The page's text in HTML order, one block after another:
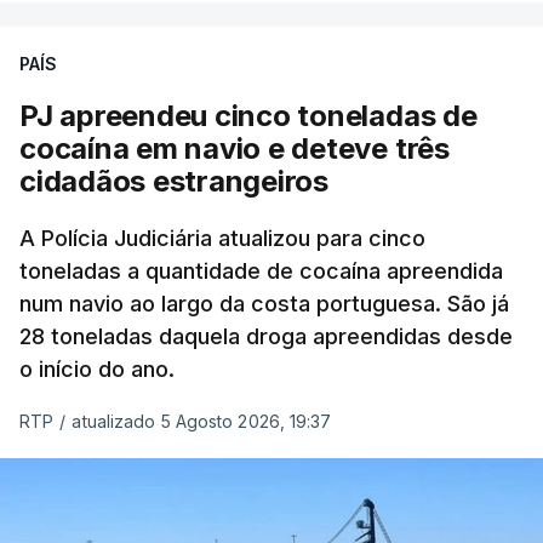
O elemento da tripulação encontrado morto
único detido que poderia dar mais informações
O corpo foi encontrado pelos guardas prisionais
pelas 8h00 desta quarta-feira. A RTP apurou que
não existe videovigilância nas celas, mas há
câmaras nos corredores das instalações.
Em resposta à RTP, a Direção-Geral de Reinserção
foi encontrado sem vida na cela que
PAÍS
PJ apreendeu cinco toneladas de
cocaína em navio e deteve três
cidadãos estrangeiros
A Polícia Judiciária atualizou para cinco
toneladas a quantidade de cocaína apreendida
num navio ao largo da costa portuguesa. São já
28 toneladas daquela droga apreendidas desde
o início do ano.
RTP / atualizado 5 Agosto 2026, 19:37